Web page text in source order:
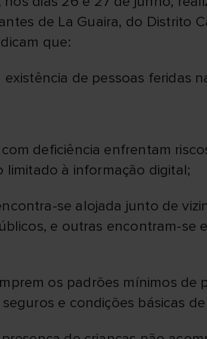
de La Guaira, do Distrito
que:
de pessoas feridas
deficiência enfrentam
limitado à informação digital;
se alojada junto de
e outras encontram-se
os padrões mínimos de
e condições básicas